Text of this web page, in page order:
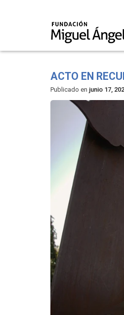
ACTO EN
Publicado en junio 17,